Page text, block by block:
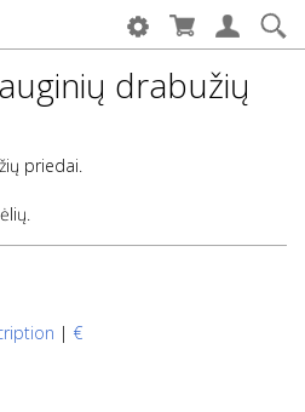
drabužių
priedai.
| €